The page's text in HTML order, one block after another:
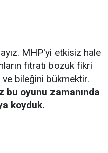
MHP'yi etkisiz hale
fıtratı bozuk fikri
bileğini bükmektir.
bu oyunu zamanında
koyduk.